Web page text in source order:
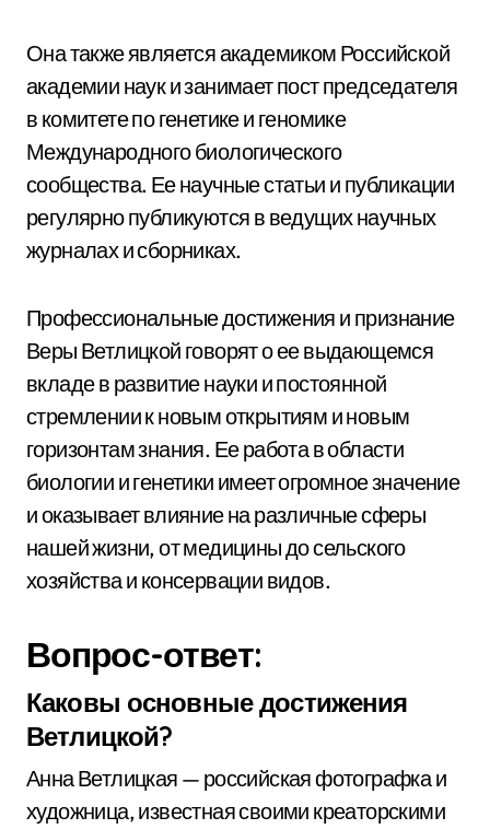
Она также является академиком Российской
академии наук и занимает пост председателя
в комитете по генетике и геномике
Международного биологического
сообщества. Ее научные статьи и публикации
регулярно публикуются в ведущих научных
журналах и сборниках.
Профессиональные достижения и признание
Веры Ветлицкой говорят о ее выдающемся
вкладе в развитие науки и постоянной
стремлении к новым открытиям и новым
горизонтам знания. Ее работа в области
биологии и генетики имеет огромное значение
и оказывает влияние на различные сферы
нашей жизни, от медицины до сельского
хозяйства и консервации видов.
Вопрос-ответ:
Каковы основные достижения
Ветлицкой?
Анна Ветлицкая — российская фотографка и
художница, известная своими креаторскими